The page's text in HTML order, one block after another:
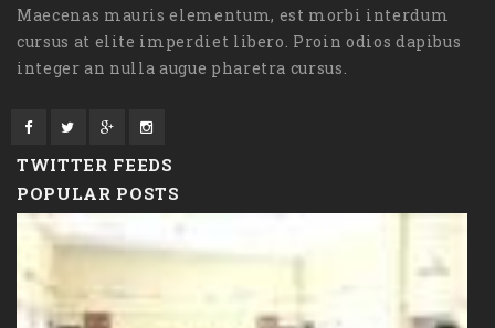
Maecenas mauris elementum, est morbi interdum
cursus at elite imperdiet libero. Proin odios dapibus
integer an nulla augue pharetra cursus.
TWITTER FEEDS
POPULAR POSTS